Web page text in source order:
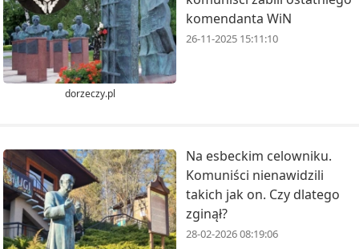
dorzeczy.pl
komendanta WiN
26-11-2025 15:11:10
Na esbeckim celowniku.
Komuniści nienawidzili
takich jak on. Czy dlatego
zginął?
28-02-2026 08:19:06